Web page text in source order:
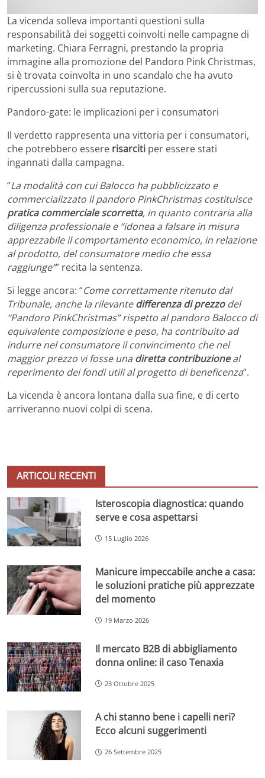
La vicenda solleva importanti questioni sulla
responsabilità dei soggetti coinvolti nelle campagne di
marketing. Chiara Ferragni, prestando la propria
immagine alla promozione del Pandoro Pink Christmas,
si è trovata coinvolta in uno scandalo che ha avuto
ripercussioni sulla sua reputazione.
Pandoro-gate: le implicazioni per i consumatori
Il verdetto rappresenta una vittoria per i consumatori,
che potrebbero essere risarciti per essere stati
ingannati dalla campagna.
“La modalità con cui Balocco ha pubblicizzato e
commercializzato il pandoro PinkChristmas costituisce
pratica commerciale scorretta, in quanto contraria alla
diligenza professionale e “idonea a falsare in misura
apprezzabile il comportamento economico, in relazione
al prodotto, del consumatore medio che essa
raggiunge”” recita la sentenza.
Si legge ancora: “Come correttamente ritenuto dal
Tribunale, anche la rilevantedifferenza di prezzodel
“Pandoro PinkChristmas” rispetto al pandoro Balocco di
equivalente composizione e peso, ha contribuito ad
indurre nel consumatore il convincimento che nel
maggior prezzo vi fosse una diretta contribuzioneal
reperimento dei fondi utili al progetto di beneficenza“.
La vicenda è ancora lontana dalla sua fine, e di certo
arriveranno nuovi colpi di scena.
ARTICOLI RECENTI
Isteroscopia diagnostica: quando
serve e cosa aspettarsi
15 Luglio 2026
Manicure impeccabile anche a casa:
le soluzioni pratiche più apprezzate
del momento
19 Marzo 2026
Il mercato B2B di abbigliamento
donna online: il caso Tenaxia
23 Ottobre 2025
A chi stanno bene i capelli neri?
Ecco alcuni suggerimenti
26 Settembre 2025